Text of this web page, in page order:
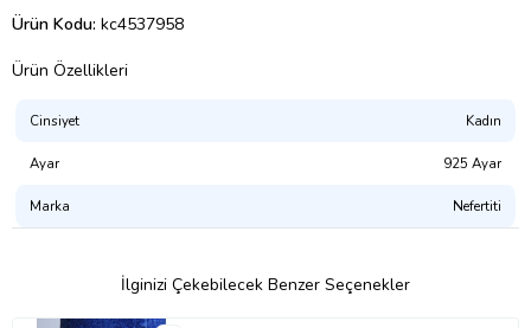
Ürün Kodu: kc4537958
Ürün Özellikleri
Cinsiyet Kadın
Ayar 925 Ayar
Marka Nefertiti
İlginizi Çekebilecek Benzer Seçenekler